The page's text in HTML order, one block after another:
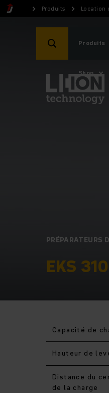
Produits Location
Produits
Shop
PRÉPARATEURS
EKS
Capacité de
Hauteur de
Distance du
de la charge